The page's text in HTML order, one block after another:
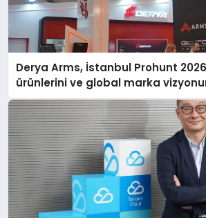
Derya Arms, İstanbul Prohunt
ürünlerini ve global marka